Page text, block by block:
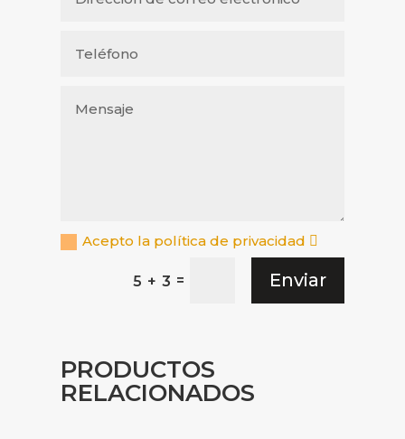
Acepto la política de privacidad
5 + 3 = Enviar
PRODUCTOS
RELACIONADOS